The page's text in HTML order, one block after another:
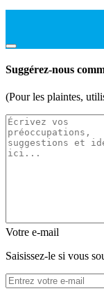
Suggérez-nous
(Pour les plaintes,
Votre e-mail
Saisissez-le si vous